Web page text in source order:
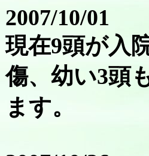
2007/10/01
現在9頭が入
傷、幼い3頭
ます。